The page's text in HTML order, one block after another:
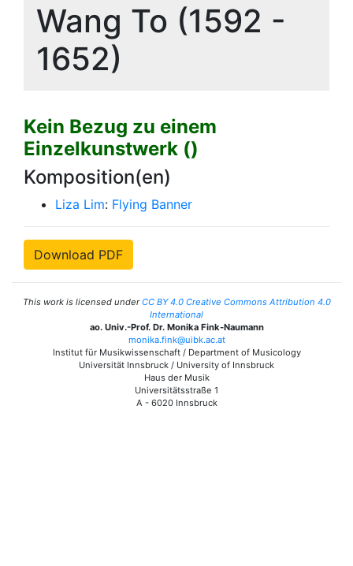
Wang To (1592 -
1652)
Kein Bezug zu einem
Einzelkunstwerk ()
Komposition(en)
Liza Lim: Flying Banner
Download PDF
This work is licensed underCC BY 4.0 Creative Commons Attribution 4.0
International
ao. Univ.-Prof. Dr. Monika Fink-Naumann
monika.fink@uibk.ac.at
Institut für Musikwissenschaft / Department of Musicology
Universität Innsbruck / University of Innsbruck
Haus der Musik
Universitätsstraße 1
A - 6020 Innsbruck